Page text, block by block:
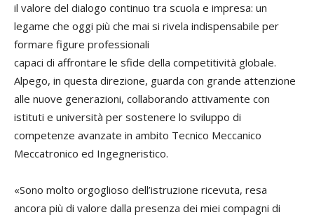
il valore del dialogo continuo tra scuola e impresa: un
legame che oggi più che mai si rivela indispensabile per
formare figure professionali
capaci di affrontare le sfide della competitività globale.
Alpego, in questa direzione, guarda con grande attenzione
alle nuove generazioni, collaborando attivamente con
istituti e università per sostenere lo sviluppo di
competenze avanzate in ambito Tecnico Meccanico
Meccatronico ed Ingegneristico.
«Sono molto orgoglioso dell’istruzione ricevuta, resa
ancora più di valore dalla presenza dei miei compagni di